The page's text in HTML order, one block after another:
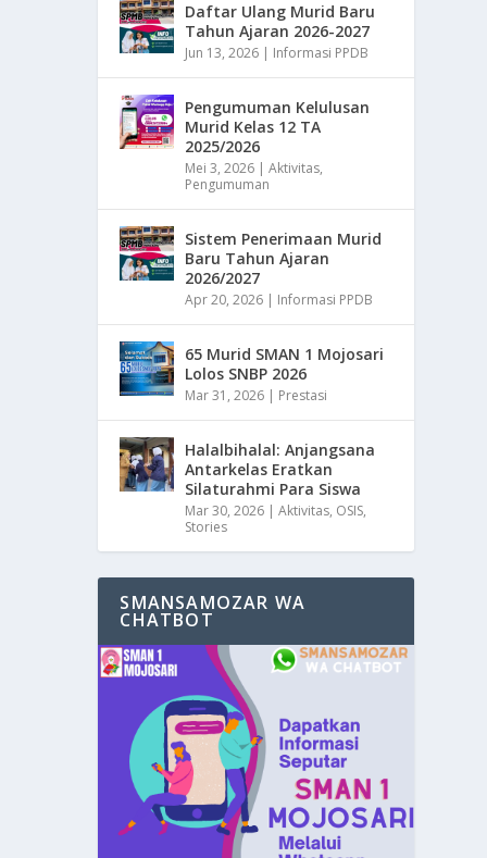
Daftar Ulang Murid Baru
Tahun Ajaran 2026-2027
Jun 13, 2026 Informasi PPDB
Pengumuman Kelulusan
Murid Kelas 12 TA
2025/2026
Mei 3, 2026 |Aktivitas,
Pengumuman
Sistem Penerimaan Murid
Baru Tahun Ajaran
2026/2027
Apr 20, 2026 Informasi PPDB
65 Murid SMAN 1 Mojosari
Lolos SNBP 2026
Mar 31, 2026 Prestasi
Halalbihalal: Anjangsana
Antarkelas Eratkan
Silaturahmi Para Siswa
Mar 30, 2026 |Aktivitas, OSIS,
Stories
SMANSAMOZAR WA
CHATBOT